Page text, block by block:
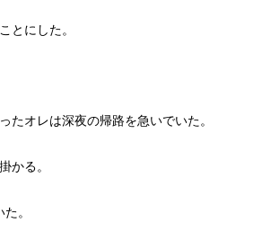
とにした。
たオレは深夜の帰路を急いでいた。
かる。
。